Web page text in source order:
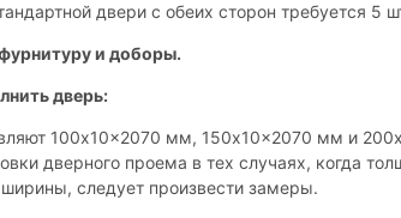
двери с обеих сторон требуется 5
и доборы.
дверь:
100x10x2070 мм, 150x10x2070 мм и
дверного проема в тех случаях, когда
ширины, следует произвести замеры.